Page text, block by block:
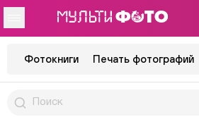
Фотокниги Печать фотографий